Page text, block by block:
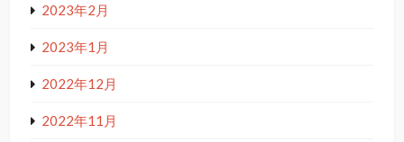
2023年2月
2023年1月
2022年12月
2022年11月